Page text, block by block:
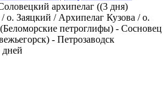
архипелаг ((3 дня)
о. Заяцкий / Архипелаг Кузова / о.
петроглифы) - Сосновец
- Петрозаводск
дней